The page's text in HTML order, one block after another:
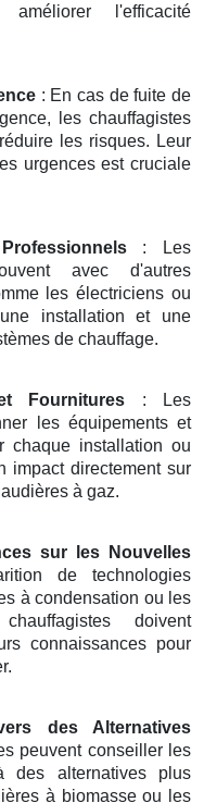
l'efficacité
: En cas de fuite de
les chauffagistes
les risques. Leur
urgences est cruciale
: Les
avec d'autres
les électriciens ou
installation et une
de chauffage.
Fournitures : Les
les équipements et
chaque installation ou
impact directement sur
à gaz.
sur les Nouvelles
de technologies
à condensation ou les
doivent
connaissances pour
des Alternatives
peuvent conseiller les
des alternatives plus
à biomasse ou les